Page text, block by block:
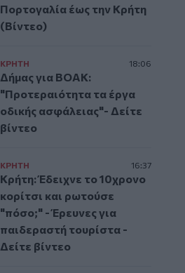
Πορτογαλία έως την Κρήτη
(Βίντεο)
ΚΡΗΤΗ 18:06
Δήμας για ΒΟΑΚ:
"Προτεραιότητα τα έργα
οδικής ασφάλειας"- Δείτε
βίντεο
ΚΡΗΤΗ 16:37
Κρήτη: Έδειχνε το 10χρονο
κορίτσι και ρωτούσε
"πόσο;" - Έρευνες για
παιδεραστή τουρίστα -
Δείτε βίντεο